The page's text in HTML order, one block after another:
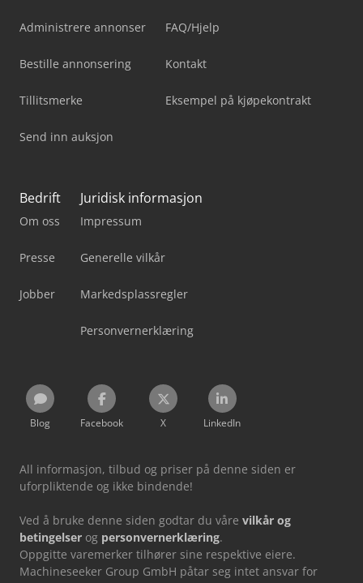
Administrere annonser
Bestille annonsering
Tillitsmerke
Send inn auksjon
FAQ/Hjelp
Kontakt
Eksempel på kjøpekontrakt
Bedrift
Om oss
Presse
Jobber
Juridisk informasjon
Impressum
Generelle vilkår
Markedsplassregler
Personvernerklæring
Blog Facebook X LinkedIn
All informasjon, tilbud og priser på denne siden er
uforpliktende og ikke bindende!
Ved å bruke denne siden godtar du våre vilkår og
betingelser og personvernerklæring.
Oppgitte varemerker tilhører sine respektive eiere.
Machineseeker Group GmbH påtar seg intet ansvar for